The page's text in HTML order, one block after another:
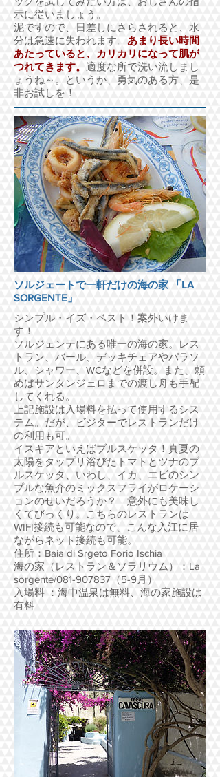
示に従いましょう。
泥ですので、日差しにさらされると、水
分は急速に失われます。 あまり長い時間
あたっていると、カリカリになって肌が
つれてきます。 適度な所で洗い流しまし
ょうね～。というか、勇気のある方、是
非お試しを！
ソルジェートで一軒だけの海の家 「LA
SORGENTE」
シンプル・イズ・ベスト！案外いけま
す！
ソルジェンテにある唯一の海の家。レス
トラン、バール、デッキチェアやパラソ
ル、シャワー、WCなどを併設。また、頼
めばサンタンジェロまでの渡し舟も手配
してくれる。
上記施設は入場料を払って使用するシス
テム。だが、ビジターでレストランだけ
の利用も可。
イスキアといえばブルスケッタ！真夏の
太陽をタップリ浴びたトマトとツナのブ
ルスケッタ、いわし、イカ、エビのシン
プルな魚介のミックスフライがロケーシ
ョンのせいだろうか？ 意外にも美味し
くてびっくり。こちらのレストランは
WIFI接続も可能なので、こんな入江に居
ながらネット接続も可能。
住所：Baia di Srgeto Forio Ischia
海の家（レストラン＆ソラリウム）：La
sorgente/081-907837（5-9月）
入場料 ：海中温泉は無料、海の家施設は
有料